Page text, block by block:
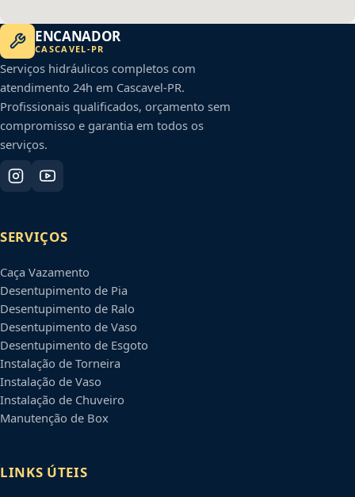
ENCANADOR
CASCAVEL-PR
Serviços hidráulicos completos com
atendimento 24h em Cascavel-PR.
Profissionais qualificados, orçamento sem
compromisso e garantia em todos os
serviços.
SERVIÇOS
Caça Vazamento
Desentupimento de Pia
Desentupimento de Ralo
Desentupimento de Vaso
Desentupimento de Esgoto
Instalação de Torneira
Instalação de Vaso
Instalação de Chuveiro
Manutenção de Box
LINKS ÚTEIS